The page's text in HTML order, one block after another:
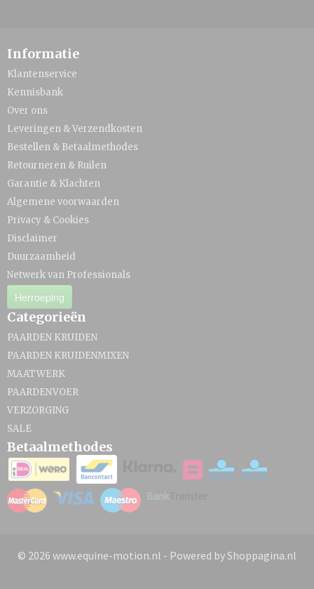
Informatie
Klantenservice
Kennisbank
Over ons
Leveringen & Verzendkosten
Bestellen & Betaalmethodes
Retourneren & Ruilen
Garantie & Klachten
Algemene voorwaarden
Privacy & Cookies
Disclaimer
Duurzaamheid
Netwerk van Professionals
Herroeping
Categorieën
PAARDEN KRUIDEN
PAARDEN KRUIDENMIXEN
MAATWERK
PAARDENVOER
VERZORGING
SALE
Betaalmethodes
© 2026 www.equine-motion.nl - Powered by Shoppagina.nl